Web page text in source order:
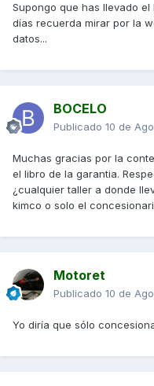
Supongo que has llevado
días recuerda mirar por la
datos...
BOCELO
Publicado 10 de
Muchas gracias por la
el libro de la garantia.
¿cualquier taller a donde
kimco o solo el
Motoret
Publicado 10 de
Yo diría que sólo